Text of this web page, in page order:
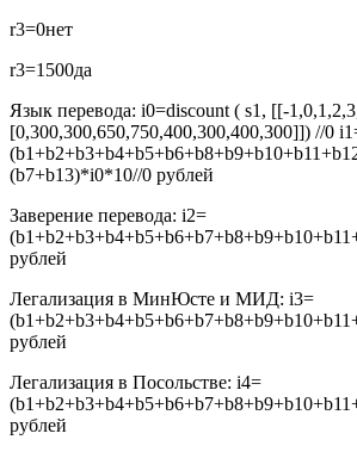
r3=0нет
r3=1500да
Язык перевода: i0=discount ( s1, [[-
[0,300,300,650,750,400,300,400,300]]) //0
(b7+b13)*i0*10//0 рублей
Заверение перевода: i2=
рублей
Легализация в МинЮсте и МИД: i3=
рублей
Легализация в Посольстве: i4=
рублей